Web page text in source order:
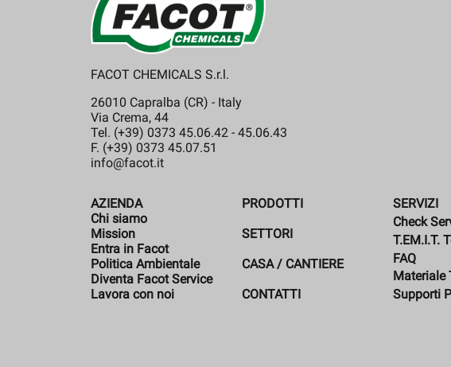
FACOT CHEMICALS S.r.l.
26010 Capralba (CR) - Italy
Via Crema, 44
Tel. (+39) 0373 45.06.42 - 45.06.43
F. (+39) 0373 45.07.51
info@facot.it
AZIENDA
Chi siamo
Mission
Entra in Facot
Politica Ambientale
Diventa Facot Service
Lavora con noi
PRODOTTI
SETTORI
CASA / CANTIERE
CONTATTI
SERVIZI
Check
T.EM.I.T.
FAQ
Materiale
Supporti